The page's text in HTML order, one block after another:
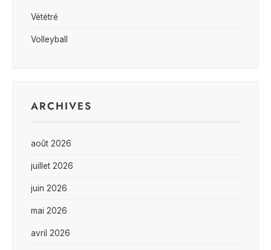
Vététré
Volleyball
ARCHIVES
août 2026
juillet 2026
juin 2026
mai 2026
avril 2026